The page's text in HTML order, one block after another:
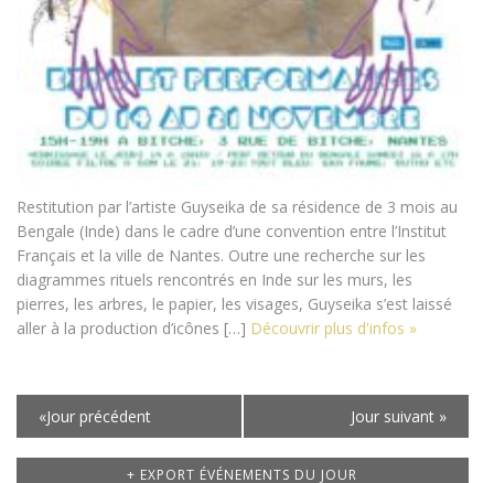
Restitution par l’artiste Guyseika de sa résidence de 3 mois au
Bengale (Inde) dans le cadre d’une convention entre l’Institut
Français et la ville de Nantes. Outre une recherche sur les
diagrammes rituels rencontrés en Inde sur les murs, les
pierres, les arbres, le papier, les visages, Guyseika s’est laissé
aller à la production d’icônes […] Découvrir plus d'infos »
Navigation
par
«Jour précédent Jour suivant »
+ EXPORT ÉVÉNEMENTS DU JOUR